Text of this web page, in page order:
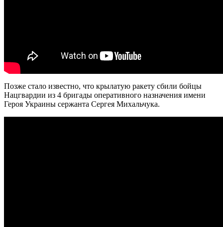
Позже стало известно, что крылатую ракету сбили бойцы
Нацгвардии из 4 бригады оперативного назначения имени
Героя Украины сержанта Сергея Михальчука.